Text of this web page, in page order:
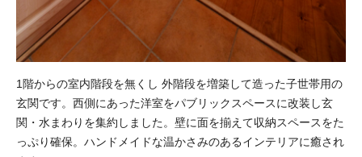
1階からの室内階段を無くし 外階段を増築して造った子世帯用の
玄関です。西側にあった洋室をパブリックスペースに改装し玄
関・水まわりを集約しました。壁に面を揃えて収納スペースをた
っぷり確保。ハンドメイドな温かさみのあるインテリアに癒され